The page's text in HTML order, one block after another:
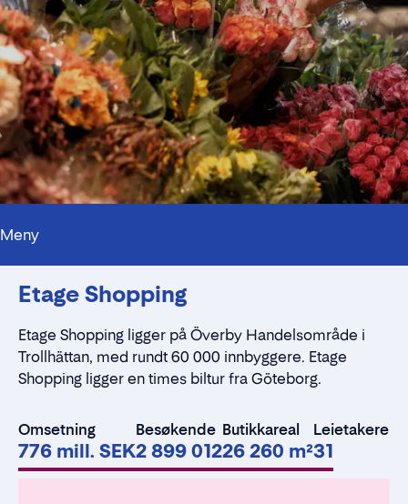
Meny
Alt du trenger å vite
Standleie
Kontaktskjema
Etage Shopping
Etage Shopping ligger på Överby Handelsområde i
Trollhättan, med rundt 60 000 innbyggere. Etage
Shopping ligger en times biltur fra Göteborg.
Omsetning
776 mill. SEK
Besøkende
2 899 012
Butikkareal
26 260 m²
Leietakere
31